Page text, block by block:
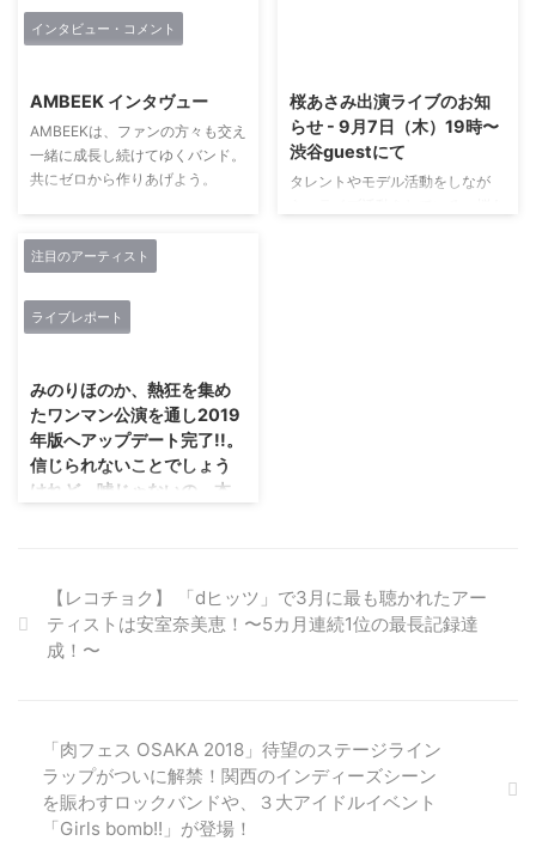
ライブの模様は9/7(金)24:00～放
送！ 日本最大の音楽専門チャン
は、 8/9(木)にライブイベント
「スペースシャワー列伝 第137巻
～息吹の宴～」を新宿LOFTで開
催いたしました。 Hump Back
FOMARE SUNNY CAR WASH マ
心に活躍するインディーズアーテ
いアーティストを、 ライブを通
してその魅力を全国の視聴者に伝
https://youtu.be/rssXG8xeOi8 公
式twitter
https://twitter.com/himitsunote
インタビュー・コメント
AMBEEK インタヴュー
AMBEEKは、ファンの方々も交え
一緒に成長し続けてゆくバンド。
共にゼロから作りあげよう。
AMBEEK(アン
ビーク)=「ambience(音場感、臨
場感/音を囲む)＋eek(キャーッ!、
ワーッ!などの叫び)=みんなと音
なぜ言葉を作ったのか…。それ
は、彼らが既成の枠には収まり切
れない可能性を秘めているから
だ。メンバーは、
KEKE(Vo:NOW)/takuma.(G:N ...
桜あさみ出演ライブのお知
らせ - 9月7日（木）19時〜
渋谷guest‬にて
タレントやモデル活動をしなが
注目のアーティスト
ライブレポート
みのりほのか、熱狂を集め
たワンマン公演を通し2019
年版へアップデート完了!!。
信じられないことでしょう
けれど、嘘じゃないの、本
バー曲『UFO』をシングル発売。
他にも、「勇者ああああ～ゲーム
知識ゼロでもなんとなく見られる
ゲーム番組～」9月度エンディン
公演も実施。とても"みのり有
る"一年間を過ごしてきたみのり
ほのか。 2019年をより精力的に
活動していくため、彼女が行った
【レコチョク】 「dヒッツ」で3月に最も聴かれたアー
ティストは安室奈美恵！〜5カ月連続1位の最長記録達
成！〜
「肉フェス OSAKA 2018」待望のステージライン
ラップがついに解禁！関西のインディーズシーン
を賑わすロックバンドや、３大アイドルイベント
「Girls bomb!!」が登場！